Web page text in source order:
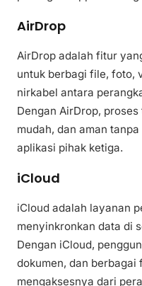
AirDrop
AirDrop adalah fitur
untuk berbagi file, foto,
nirkabel antara
Dengan AirDrop,
mudah, dan aman
aplikasi pihak ketiga.
iCloud
iCloud adalah layanan
menyinkronkan data di
Dengan iCloud,
dokumen, dan
mengaksesnya dari